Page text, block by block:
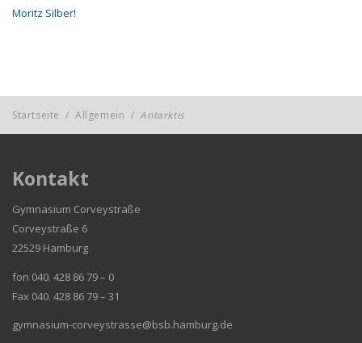
Moritz Silber!
Startseite / Allgemein /Antarktis
Kontakt
Gymnasium Corveystraße
Corveystraße 6
22529 Hamburg
fon 040. 428 86 79 – 0
Fax 040. 428 86 79 – 31
gymnasium-corveystrasse@bsb.hamburg.de